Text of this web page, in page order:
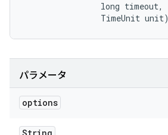
                long timeout,
                TimeUnit unit)
パラメータ
options